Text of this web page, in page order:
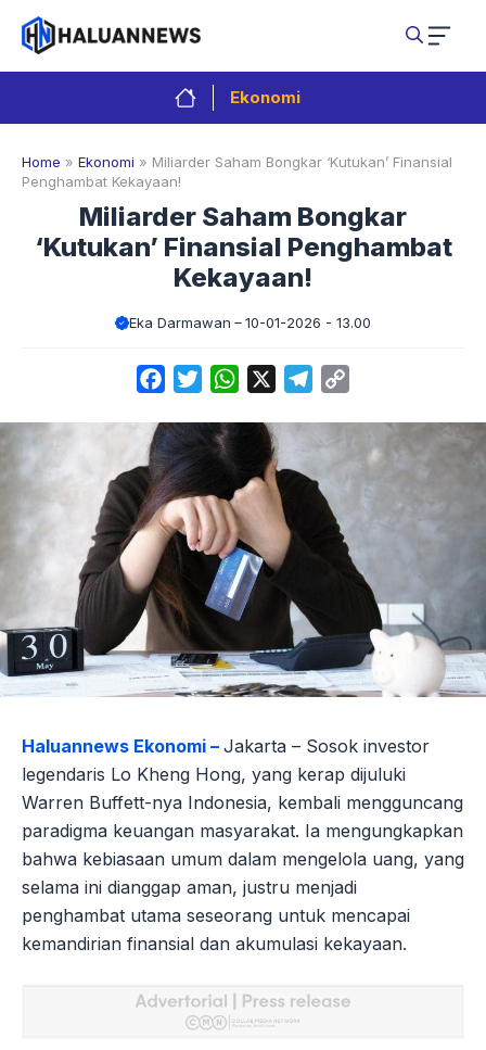
Langsung
isi
Ekonomi
Home » Ekonomi » Miliarder Saham Bongkar ‘Kutukan’ Finansial
Penghambat Kekayaan!
Miliarder Saham Bongkar
‘Kutukan’ Finansial Penghambat
Kekayaan!
Eka Darmawan 10-01-2026 - 13.00
FacebookTwitterWhatsApp Telegram
Haluannews Ekonomi – Jakarta – Sosok investor
legendaris Lo Kheng Hong, yang kerap dijuluki
Warren Buffett-nya Indonesia, kembali mengguncang
paradigma keuangan masyarakat. Ia mengungkapkan
bahwa kebiasaan umum dalam mengelola uang, yang
selama ini dianggap aman, justru menjadi
penghambat utama seseorang untuk mencapai
kemandirian finansial dan akumulasi kekayaan.